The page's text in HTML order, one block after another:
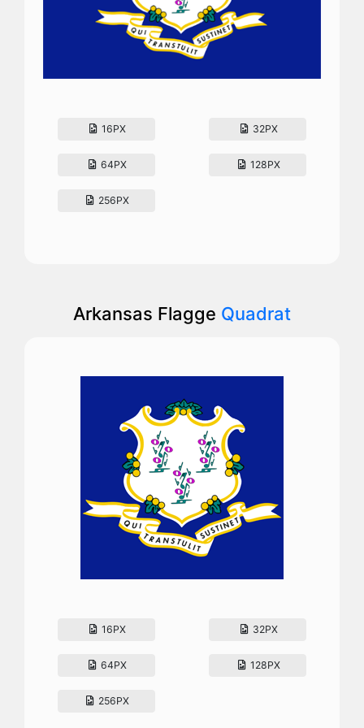
16PX 32PX
64PX 128PX
256PX
Arkansas Flagge Quadrat
16PX 32PX
64PX 128PX
256PX